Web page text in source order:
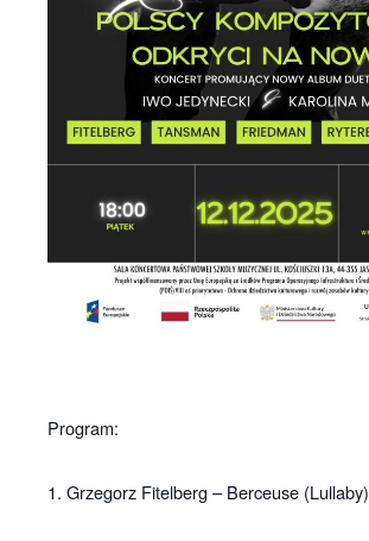
Program:
1. Grzegorz Fitelberg – Berceuse (Lullaby)